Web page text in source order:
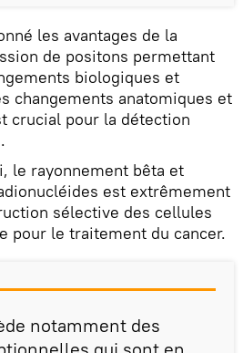
les avantages de la
de positons permettant
biologiques et
changements anatomiques et
crucial pour la détection
le rayonnement bêta et
est extrêmement
sélective des cellules
pour le traitement du cancer.
notamment des